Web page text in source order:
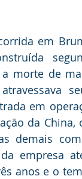
em
morte de
em
da
demais
empresa
anos e o